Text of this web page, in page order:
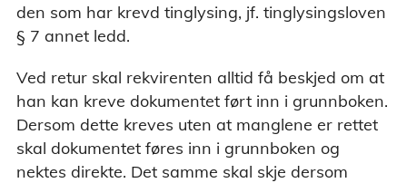
den som har krevd tinglysing, jf. tinglysingsloven
§ 7 annet ledd.
Ved retur skal rekvirenten alltid få beskjed om at
han kan kreve dokumentet ført inn i grunnboken.
Dersom dette kreves uten at manglene er rettet
skal dokumentet føres inn i grunnboken og
nektes direkte. Det samme skal skje dersom